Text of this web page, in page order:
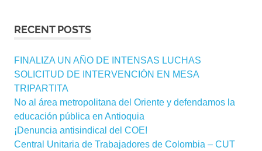
RECENT POSTS
FINALIZA UN AÑO DE INTENSAS LUCHAS
SOLICITUD DE INTERVENCIÓN EN MESA
TRIPARTITA
No al área metropolitana del Oriente y defendamos la
educación pública en Antioquia
¡Denuncia antisindical del COE!
Central Unitaria de Trabajadores de Colombia – CUT